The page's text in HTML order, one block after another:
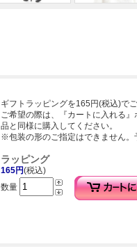
ギフトラッピングを165円(税込)で
ご希望の際は、『カートに入れる
品と同様に購入してください。
※包装の形のご指定はできません。
ラッピング
165円(税込)
数量